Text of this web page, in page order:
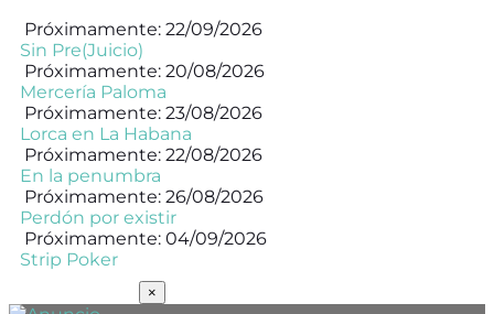
Próximamente: 22/09/2026
Sin Pre(Juicio)
Próximamente: 20/08/2026
Mercería Paloma
Próximamente: 23/08/2026
Lorca en La Habana
Próximamente: 22/08/2026
En la penumbra
Próximamente: 26/08/2026
Perdón por existir
Próximamente: 04/09/2026
Strip Poker
×